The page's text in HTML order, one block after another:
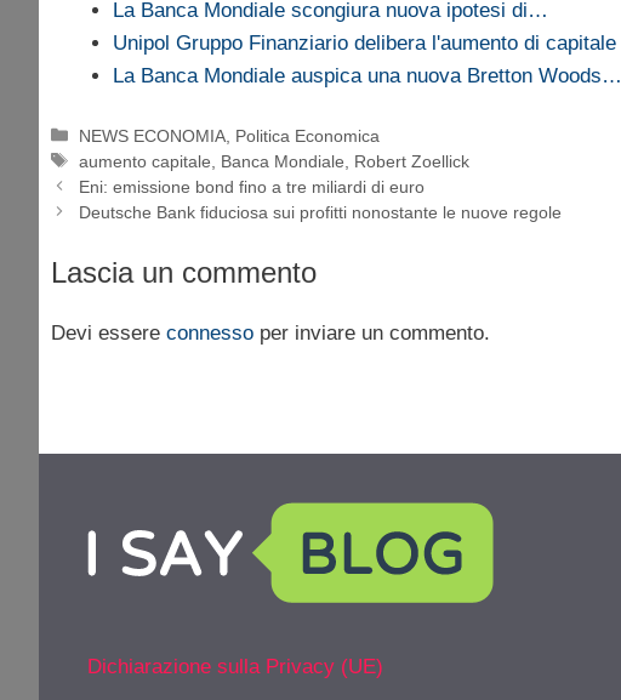
La Banca Mondiale scongiura nuova ipotesi di…
Unipol Gruppo Finanziario delibera l'aumento di capitale
La Banca Mondiale auspica una nuova Bretton Woods…
Categorie
NEWS ECONOMIA Politica Economica
Tag
aumento capitale Banca Mondiale
Robert Zoellick
Eni: emissione bond fino a tre miliardi di euro
Deutsche Bank fiduciosa sui profitti nonostante le nuove regole
Lascia un commento
Devi essere connesso per inviare un commento.
Dichiarazione sulla Privacy (UE)